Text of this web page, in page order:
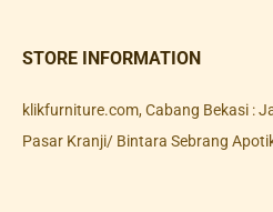
STORE INFORMATION
klikfurniture.com, Cabang Bekasi :
Pasar Kranji/ Bintara Sebrang